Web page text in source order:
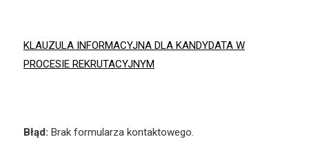
KLAUZULA INFORMACYJNA DLA KANDYDATA W
PROCESIE REKRUTACYJNYM
Błąd: Brak formularza kontaktowego.